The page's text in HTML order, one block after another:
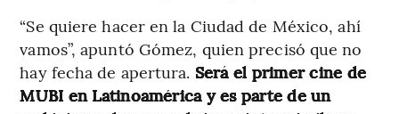
“Se quiere hacer en la Ciudad de México, ahí
vamos”, apuntó Gómez, quien precisó que no
hay fecha de apertura. Será el primer cine de
MUBI en Latinoamérica y es parte de un